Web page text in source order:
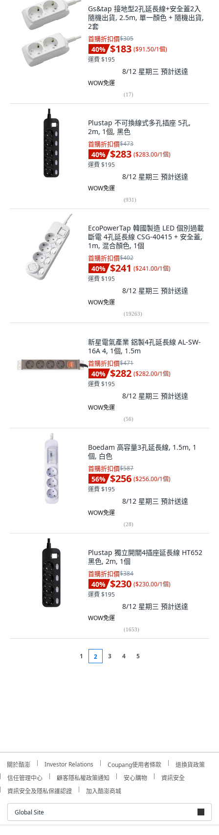
Gs&tap 接地型2孔延長線+安全蓋2入
隨機出貨, 2.5m, 單一顏色 + 隨機出貨,
2套
首購折扣價$305
40% $183 ($91.50/1個)
運費 $195
8/12 星期三 預計送達
WOW免運
(17)
Plustap 不可換線式多孔插座 5孔,
2m, 1個, 黑色
首購折扣價$473
40% $283 ($283.00/1個)
運費 $195
8/12 星期三 預計送達
WOW免運
(931)
EcoPowerTap 韓國製造 LED 個別過載
斷電 4孔延長線 CSG-40415 + 安全蓋,
1m, 混合顏色, 1個
首購折扣價$402
40% $241 ($241.00/1個)
運費 $195
8/12 星期三 預計送達
WOW免運
(19263)
新星電氣產業 鋁製4孔延長線 AL-SW-
16A 4, 1個, 1.5m
首購折扣價$471
40% $282 ($282.00/1個)
運費 $195
8/12 星期三 預計送達
WOW免運
(56)
Boedam 高容量3孔延長線, 1.5m, 1
個, 白色
首購折扣價$587
56% $256 ($256.00/1個)
運費 $195
8/12 星期三 預計送達
WOW免運
(28)
Plustap 獨立開關4插座延長線 HT652
黑色, 2m, 1個
首購折扣價$384
40% $230 ($230.00/1個)
運費 $195
8/12 星期三 預計送達
WOW免運
(1653)
1 2 3 4 5
關於酷澎 Investor Relations Coupang使用者條款
退換貨政策
信任管理中心
顧客隱私權政策通知 安心購物
資訊安全
資訊安全及隱私保護認證
加入酷澎商城
Global Site